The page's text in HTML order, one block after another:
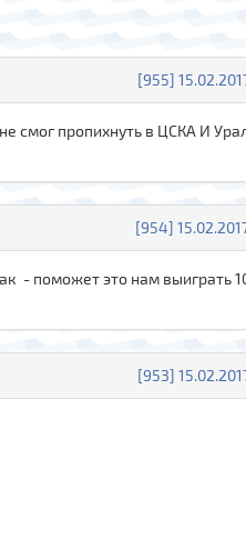
[955]
смог пропихнуть в ЦСКА И
[954]
- поможет это нам выиграть
[953]